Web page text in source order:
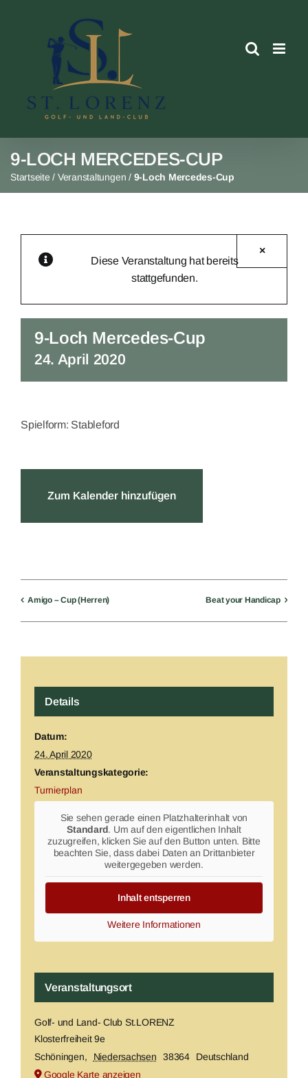
9-LOCH MERCEDES-CUP
Startseite / Veranstaltungen / 9-Loch Mercedes-Cup
Diese Veranstaltung hat bereits
stattgefunden.
×
9-Loch Mercedes-Cup
24. April 2020
Spielform: Stableford
Zum Kalender hinzufügen
Amigo – Cup (Herren) Beat your Handicap
Details
Datum:
24. April 2020
Veranstaltungskategorie:
Turnierplan
Veranstaltungsort
Golf- und Land- Club St.LORENZ
Klosterfreiheit 9e
Schöningen, Niedersachsen 38364
Deutschland
Google Karte anzeigen
Sie sehen gerade einen Platzhalterinhalt von
Standard. Um auf den eigentlichen Inhalt
zuzugreifen, klicken Sie auf den Button unten. Bitte
beachten Sie, dass dabei Daten an Drittanbieter
weitergegeben werden.
Inhalt entsperren
Weitere Informationen